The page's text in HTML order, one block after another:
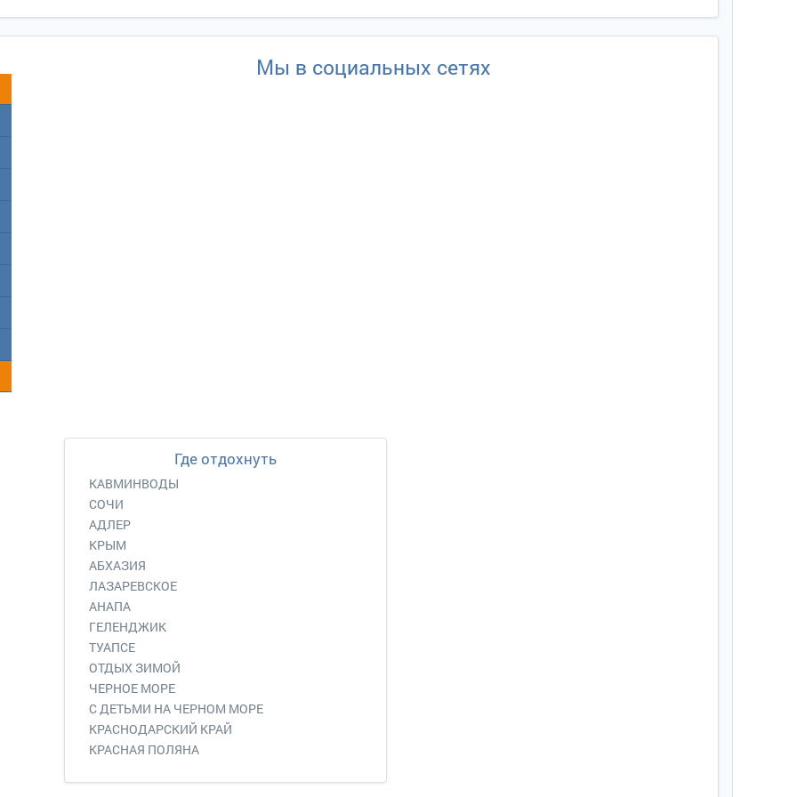
Мы в социальных сетях
Где отдохнуть
КАВМИНВОДЫ
СОЧИ
АДЛЕР
КРЫМ
АБХАЗИЯ
ЛАЗАРЕВСКОЕ
АНАПА
ГЕЛЕНДЖИК
ТУАПСЕ
ОТДЫХ ЗИМОЙ
ЧЕРНОЕ МОРЕ
С ДЕТЬМИ НА ЧЕРНОМ МОРЕ
КРАСНОДАРСКИЙ КРАЙ
КРАСНАЯ ПОЛЯНА